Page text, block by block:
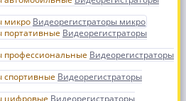
Видеорегистраторы микро
Видеорегистраторы
Видеорегистраторы
Видеорегистраторы
Видеорегистраторы